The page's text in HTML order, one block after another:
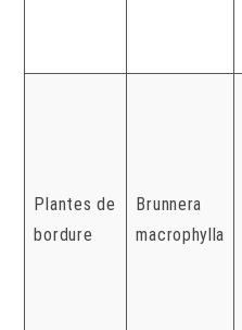
Plantes de
bordure
Brunnera
macrophylla